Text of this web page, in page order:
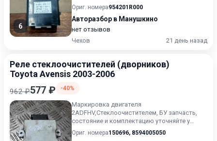
6
Ориг. номера954201R000
Авторазбор в Манушкино
нет отзывов
Чехов
21 день назад
Реле стеклоочистителей (дворников)
Toyota Avensis 2003-2006
962 ₽577 ₽ -40%
Маркировка двигателя
2ADFHV,Стеклоочистителем, БУ запчасть,
состояние и комплектацию уточняйте у
менеджера, проверочный срок от 14 до 30
дне...
Ориг. номера150696, 8594005050